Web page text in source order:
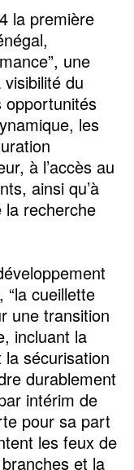
la première
une
du
opportunités
les
à l’accès au
ainsi qu’à
recherche
cueillette
une transition
incluant la
sécurisation
durablement
intérim de
pour sa part
les feux de
et la